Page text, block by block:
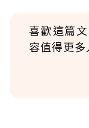
喜歡這篇
容值得更多